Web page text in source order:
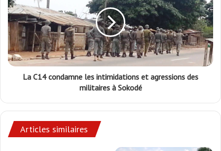
La C14 condamne les intimidations et agressions des
militaires à Sokodé
Articles similaires